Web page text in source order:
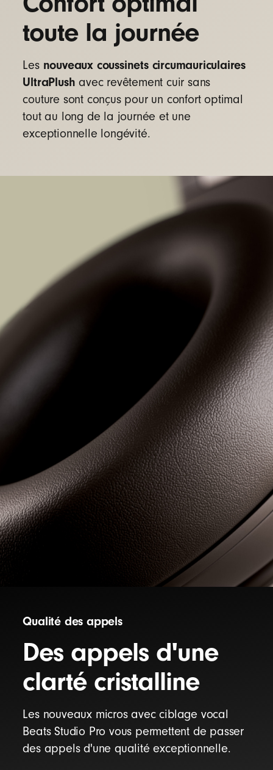
toute la journée
Les nouveaux coussinets circumauriculaires
UltraPlush avec revêtement cuir sans
couture sont conçus pour un confort optimal
tout au long de la journée et une
exceptionnelle longévité.
Qualité des appels
Des appels d'une
clarté cristalline
Les nouveaux micros avec ciblage vocal
Beats Studio Pro vous permettent de passer
des appels d'une qualité exceptionnelle.